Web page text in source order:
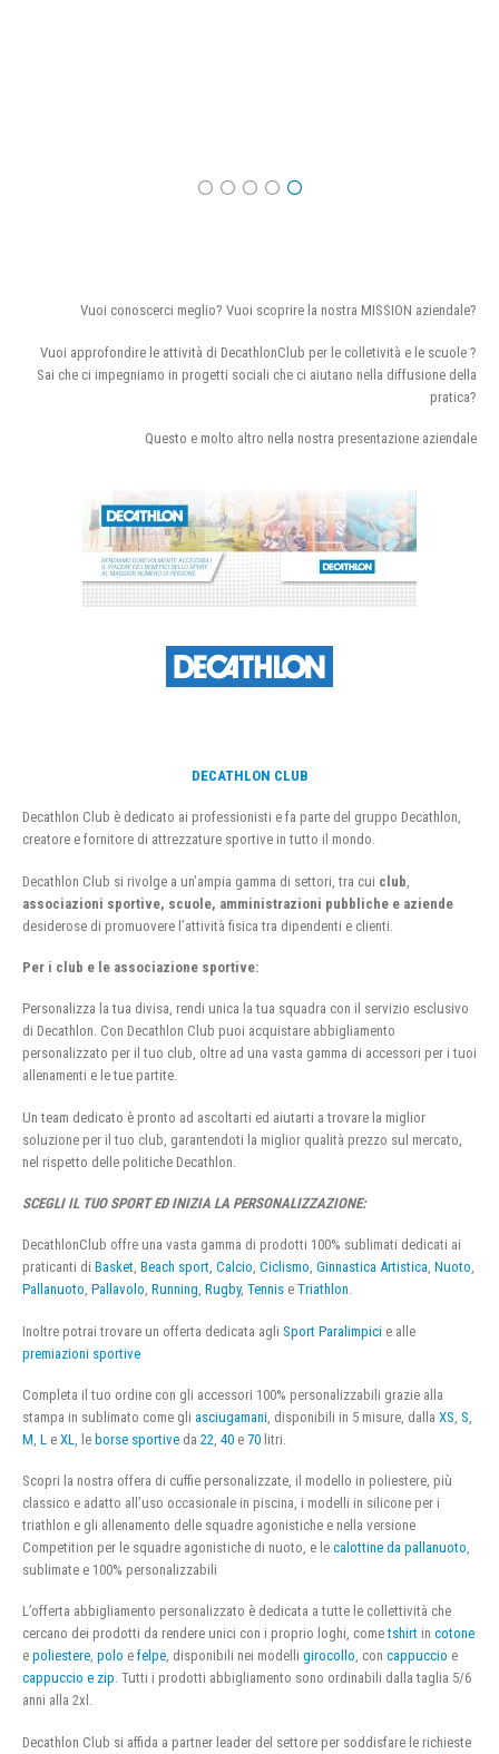
Vuoi conoscerci meglio? Vuoi scoprire la nostra MISSION aziendale?
Vuoi approfondire le attività di DecathlonClub per le colletività e le scuole ?
Sai che ci impegniamo in progetti sociali che ci aiutano nella diffusione della
pratica?
Questo e molto altro nella nostra presentazione aziendale
DECATHLON CLUB
Decathlon Club è dedicato ai professionisti e fa parte del gruppo Decathlon,
creatore e fornitore di attrezzature sportive in tutto il mondo.
Decathlon Club si rivolge a un’ampia gamma di settori, tra cui club
associazioni sportive, scuole, amministrazioni pubbliche e aziende
desiderose di promuovere l’attività fisica tra dipendenti e clienti.
Per i club e le associazione sportive:
Personalizza la tua divisa, rendi unica la tua squadra con il servizio esclusivo
di Decathlon. Con Decathlon Club puoi acquistare abbigliamento
personalizzato per il tuo club, oltre ad una vasta gamma di accessori per i tuoi
allenamenti e le tue partite.
Un team dedicato è pronto ad ascoltarti ed aiutarti a trovare la miglior
soluzione per il tuo club, garantendoti la miglior qualità prezzo sul mercato,
nel rispetto delle politiche Decathlon.
SCEGLI IL TUO SPORT ED INIZIA LA PERSONALIZZAZIONE:
DecathlonClub offre una vasta gamma di prodotti 100% sublimati dedicati ai
praticanti di Basket, Beach sport, Calcio, Ciclismo, Ginnastica Artistica, Nuoto,
Pallanuoto, Pallavolo, Running, Rugby, Tennis e Triathlon.
Inoltre potrai trovare un offerta dedicata agli Sport Paralimpici e alle
premiazioni sportive
Completa il tuo ordine con gli accessori 100% personalizzabili grazie alla
stampa in sublimato come gli asciugamani , disponibili in 5 misure, dalla XS S
M L e XL , le borse sportive da 22 40 e 70 litri.
Scopri la nostra offera di cuffie personalizzate, il modello in poliestere, più
classico e adatto all’uso occasionale in piscina, i modelli in silicone per i
triathlon e gli allenamento delle squadre agonistiche e nella versione
Competition per le squadre agonistiche di nuoto, e le calottine da pallanuoto,
sublimate e 100% personalizzabili
L’offerta abbigliamento personalizzato è dedicata a tutte le collettività che
cercano dei prodotti da rendere unici con i proprio loghi, cometshirt in cotone
e poliestere, polo e felpe, disponibili nei modelli girocollo, con cappuccio e
cappuccio e zip. Tutti i prodotti abbigliamento sono ordinabili dalla taglia 5/6
anni alla 2xl.
Decathlon Club si affida a partner leader del settore per soddisfare le richieste